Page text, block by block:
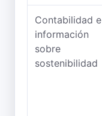
Contabilidad e
información
sobre
sostenibilidad